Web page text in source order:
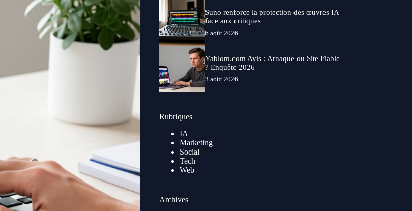
Suno renforce la protection des œuvres IA
face aux critiques
6 août 2026
Yablom.com Avis : Arnaque ou Site Fiable
? Enquête 2026
3 août 2026
Rubriques
IA
Marketing
Social
Tech
Web
Archives